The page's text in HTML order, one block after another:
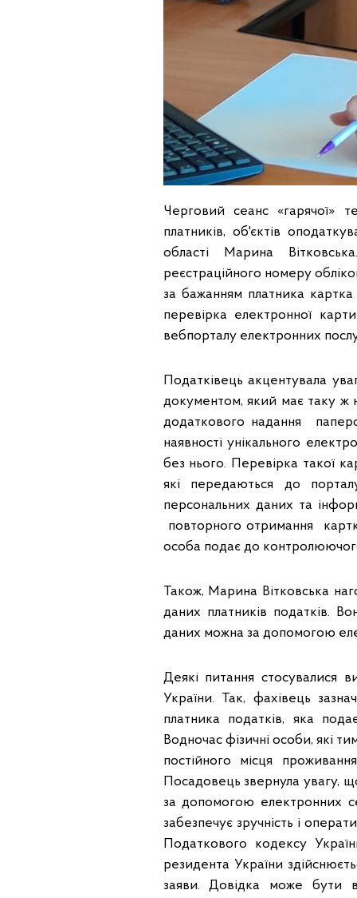
Черговий сеанс «гарячої»
платників, об'єктів
області Марина
реєстраційного номеру
за бажанням платника
перевірка електронної
вебпорталу електронних
Податківець акцентувала
документом, який має таку ж
додаткового надання
наявності унікального
без нього. Перевірка такої
які передаються до
персональних даних та
повторного отримання
особа подає до
Також, Марина Вітковська
даних платників податків.
даних можна за допомогою
Деякі питання стосувалися
України. Так, фахівець
платника податків, яка
Водночас фізичні особи, які
постійного місця
Посадовець звернула увагу,
за допомогою електронних
забезпечує зручність і
Податкового кодексу
резидента України
заяви. Довідка може бути